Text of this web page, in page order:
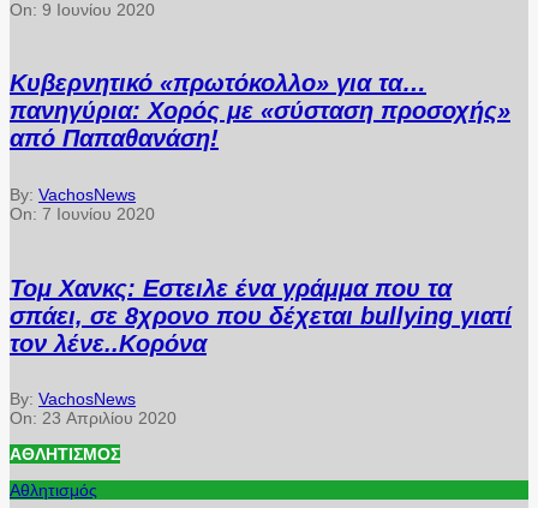
On: 9 Ιουνίου 2020
Κυβερνητικό «πρωτόκολλο» για τα…
πανηγύρια: Χορός με «σύσταση προσοχής»
από Παπαθανάση!
By: VachosNews
On: 7 Ιουνίου 2020
Τομ Χανκς: Εστειλε ένα γράμμα που τα
σπάει, σε 8χρονο που δέχεται bullying γιατί
τον λένε..Κορόνα
By: VachosNews
On: 23 Απριλίου 2020
ΑΘΛΗΤΙΣΜΌΣ
Αθλητισμός